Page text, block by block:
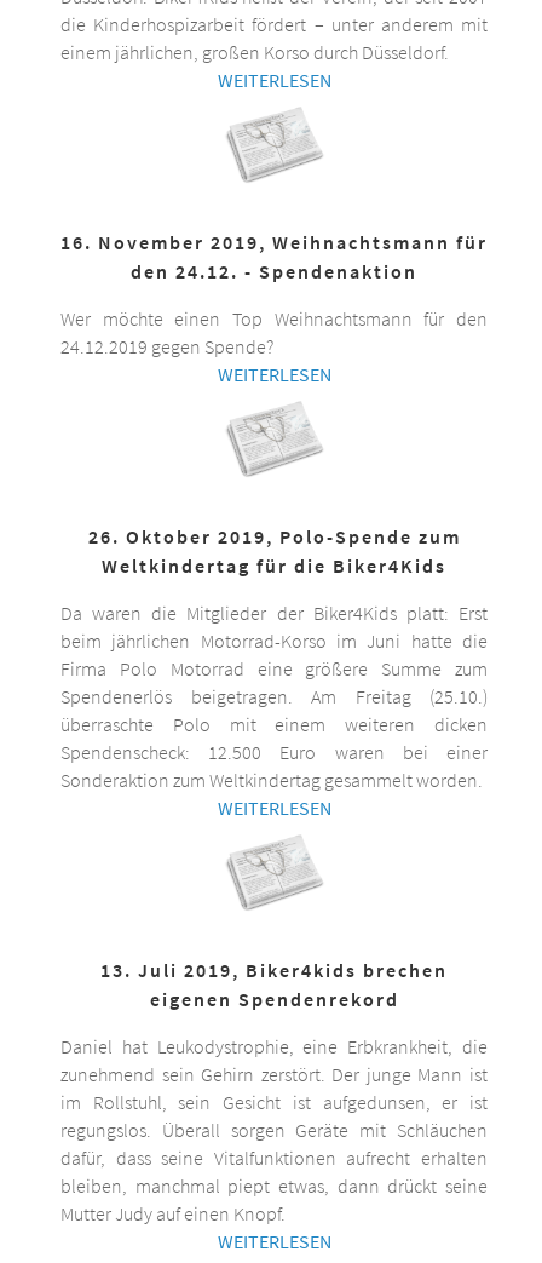
die Kinderhospizarbeit fördert – unter anderem mit
einem jährlichen, großen Korso durch Düsseldorf.
WEITERLESEN
16. November 2019, Weihnachtsmann für
den 24.12. - Spendenaktion
Wer möchte einen Top Weihnachtsmann für den
24.12.2019 gegen Spende?
WEITERLESEN
26. Oktober 2019, Polo-Spende zum
Weltkindertag für die Biker4Kids
Da waren die Mitglieder der Biker4Kids platt: Erst
beim jährlichen Motorrad-Korso im Juni hatte die
Firma Polo Motorrad eine größere Summe zum
Spendenerlös beigetragen. Am Freitag (25.10.)
überraschte Polo mit einem weiteren dicken
Spendenscheck: 12.500 Euro waren bei einer
Sonderaktion zum Weltkindertag gesammelt worden.
WEITERLESEN
13. Juli 2019, Biker4kids brechen
eigenen Spendenrekord
Daniel hat Leukodystrophie, eine Erbkrankheit, die
zunehmend sein Gehirn zerstört. Der junge Mann ist
im Rollstuhl, sein Gesicht ist aufgedunsen, er ist
regungslos. Überall sorgen Geräte mit Schläuchen
dafür, dass seine Vitalfunktionen aufrecht erhalten
bleiben, manchmal piept etwas, dann drückt seine
Mutter Judy auf einen Knopf.
WEITERLESEN